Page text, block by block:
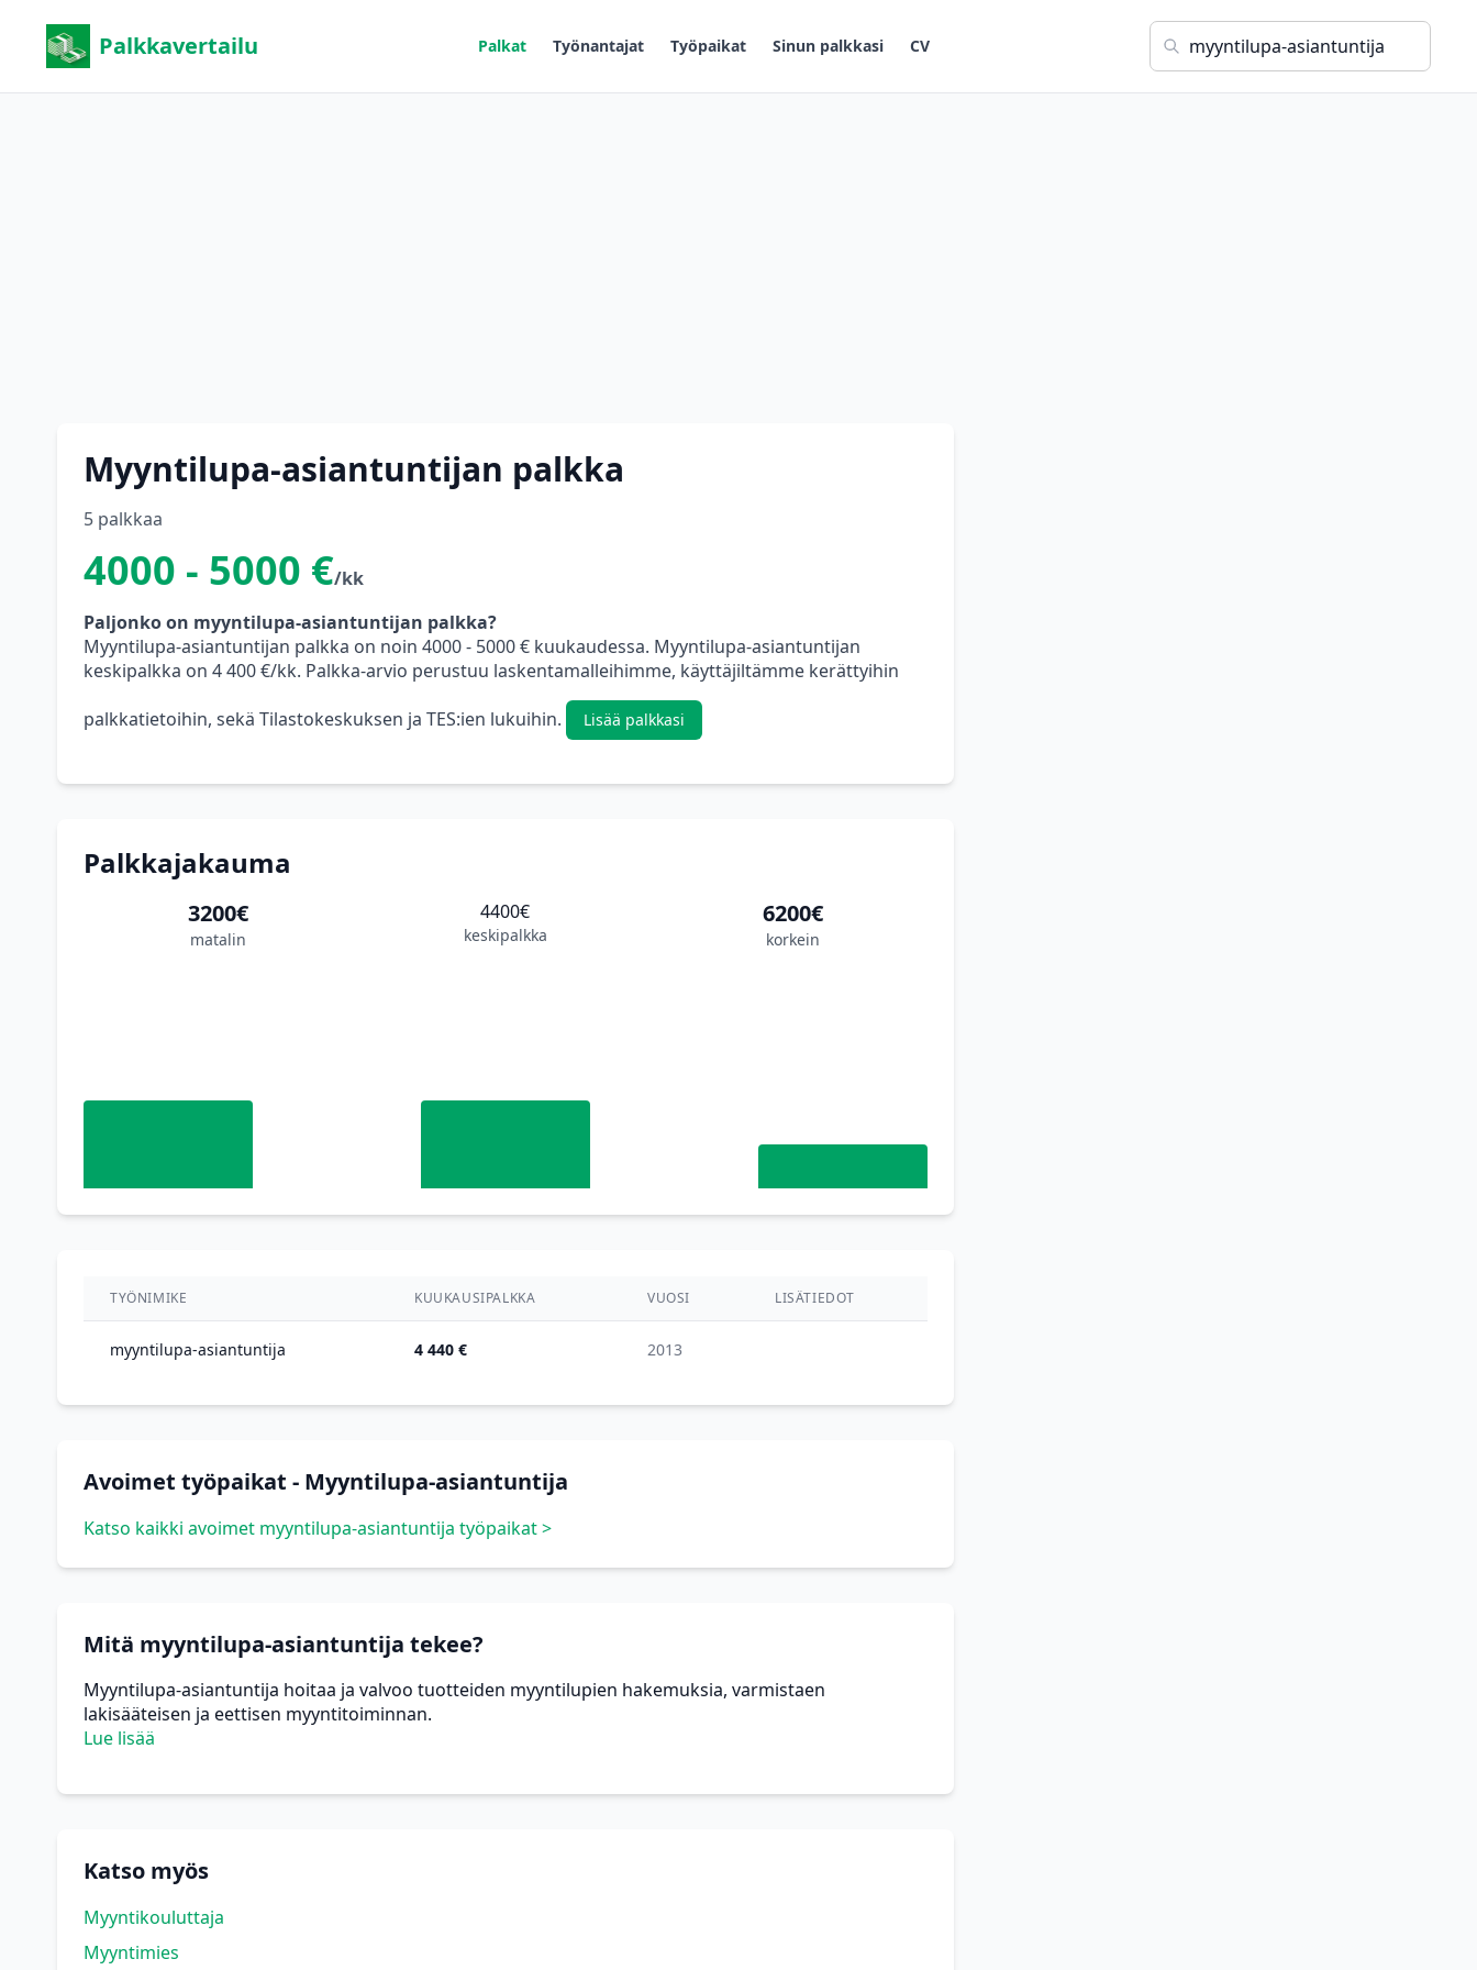
Palkkavertailu Palkat Työnantajat Työpaikat Sinun palkkasi CV
Myyntilupa-asiantuntijan palkka
5 palkkaa
4000 - 5000 €/kk
Paljonko on myyntilupa-asiantuntijan palkka?
Myyntilupa-asiantuntijan palkka on noin 4000 - 5000 € kuukaudessa. Myyntilupa-asiantuntijan
keskipalkka on 4 400 €/kk. Palkka-arvio perustuu laskentamalleihimme, käyttäjiltämme kerättyihin
palkkatietoihin, sekä Tilastokeskuksen ja TES:ien lukuihin.
Lisää palkkasi
Palkkajakauma
3200€
matalin
4400€
keskipalkka
6200€
korkein
TYÖNIMIKE KUUKAUSIPALKKA VUOSI LISÄTIEDOT
myyntilupa-asiantuntija 4 440 € 2013
Avoimet työpaikat - Myyntilupa-asiantuntija
Katso kaikki avoimet myyntilupa-asiantuntija työpaikat >
Mitä myyntilupa-asiantuntija tekee?
Myyntilupa-asiantuntija hoitaa ja valvoo tuotteiden myyntilupien hakemuksia, varmistaen
lakisääteisen ja eettisen myyntitoiminnan.
Lue lisää
Katso myös
Myyntikouluttaja
Myyntimies